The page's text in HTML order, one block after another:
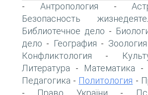
- Антропология -
Безопасность
Библиотечное дело -
дело - География - Зоология
Конфликтология -
Литература - Математика -
Педагогика - Политология -
Право України